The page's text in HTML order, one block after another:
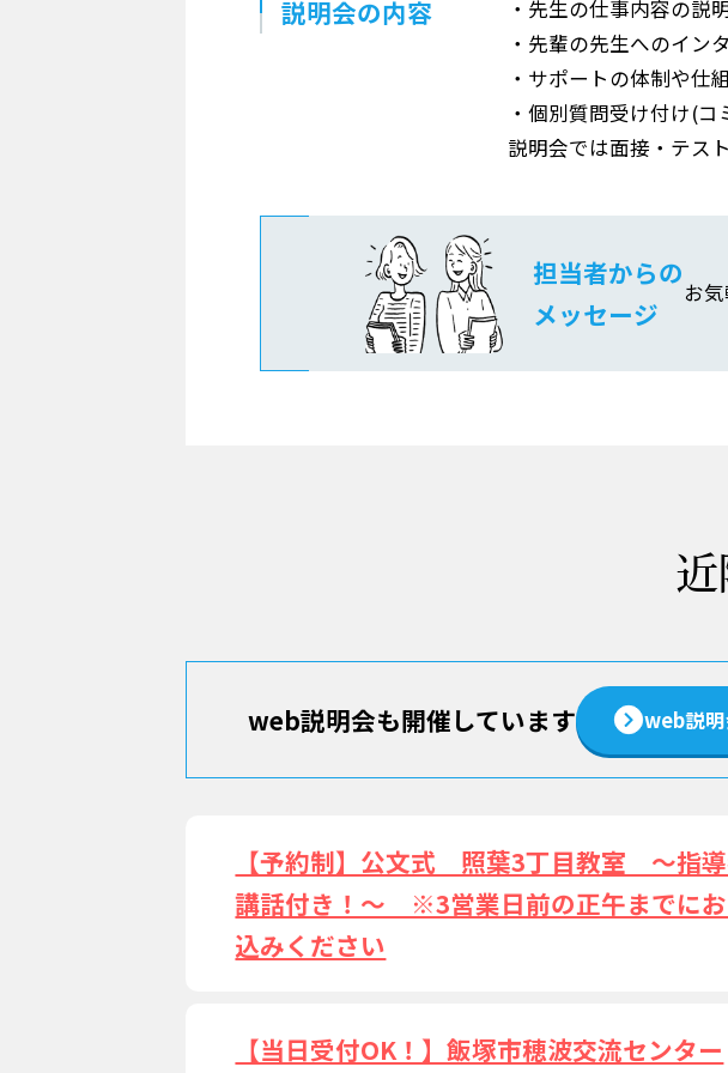
説明会の内容
・先生の仕事内容の説
・先輩の先生へのイン
・サポートの体制や仕
・個別質問受け付け(
説明会では面接・テス
担当者からの
メッセージ
お
web説明会も開催しています web説
【予約制】公文式 照葉3丁目教室 ～指
講話付き！～ ※3営業日前の正午までに
込みください
【当日受付OK！】飯塚市穂波交流センター